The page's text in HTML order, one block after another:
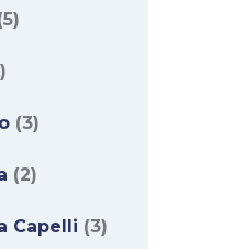
(3)
(2)
Capelli (3)